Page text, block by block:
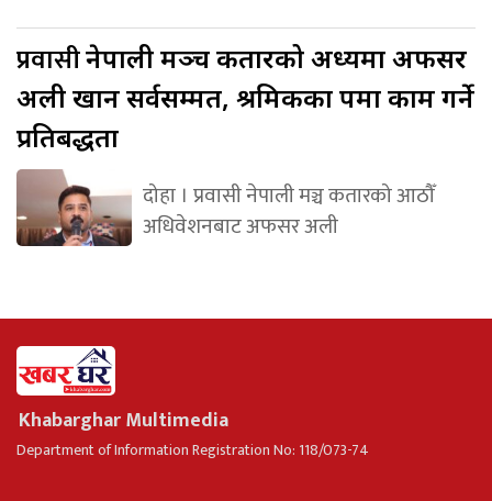
प्रवासीनेपाली मञ्च कतारको अध्यक्षमा अफसर
अली खान सर्वसम्मत, श्रमिकका पक्षमा काम गर्ने
प्रतिबद्धता
दोहा । प्रवासी नेपाली मञ्च कतारको आठौँ
अधिवेशनबाट अफसर अली
Khabarghar Multimedia
Department of Information Registration No: 118/073-74